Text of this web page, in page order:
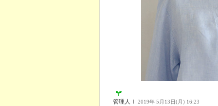
管理人Ｉ 2019年 5月13日(月) 16:23